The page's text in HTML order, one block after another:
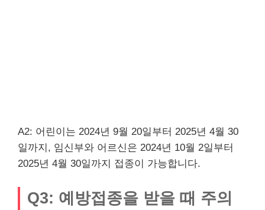
A2: 어린이는 2024년 9월 20일부터 2025년 4월 30
일까지, 임신부와 어르신은 2024년 10월 2일부터
2025년 4월 30일까지 접종이 가능합니다.
Q3: 예방접종을 받을 때 주의